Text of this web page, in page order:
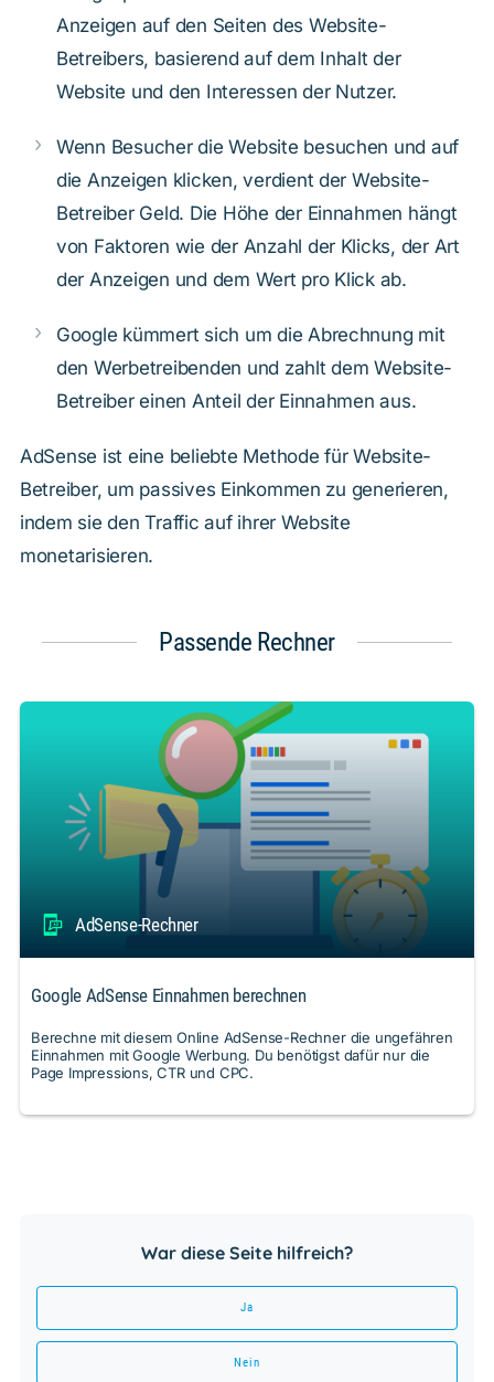
Anzeigen auf den Seiten des Website-
Betreibers, basierend auf dem Inhalt der
Website und den Interessen der Nutzer.
Wenn Besucher die Website besuchen und auf
die Anzeigen klicken, verdient der Website-
Betreiber Geld. Die Höhe der Einnahmen hängt
von Faktoren wie der Anzahl der Klicks, der Art
der Anzeigen und dem Wert pro Klick ab.
Google kümmert sich um die Abrechnung mit
den Werbetreibenden und zahlt dem Website-
Betreiber einen Anteil der Einnahmen aus.
AdSense ist eine beliebte Methode für Website-
Betreiber, um passives Einkommen zu generieren,
indem sie den Traffic auf ihrer Website
monetarisieren.
Passende Rechner
AdSense-Rechner
Google AdSense Einnahmen berechnen
Berechne mit diesem Online AdSense-Rechner die ungefähren
Einnahmen mit Google Werbung. Du benötigst dafür nur die
Page Impressions, CTR und CPC.
War diese Seite hilfreich?
Ja
Nein